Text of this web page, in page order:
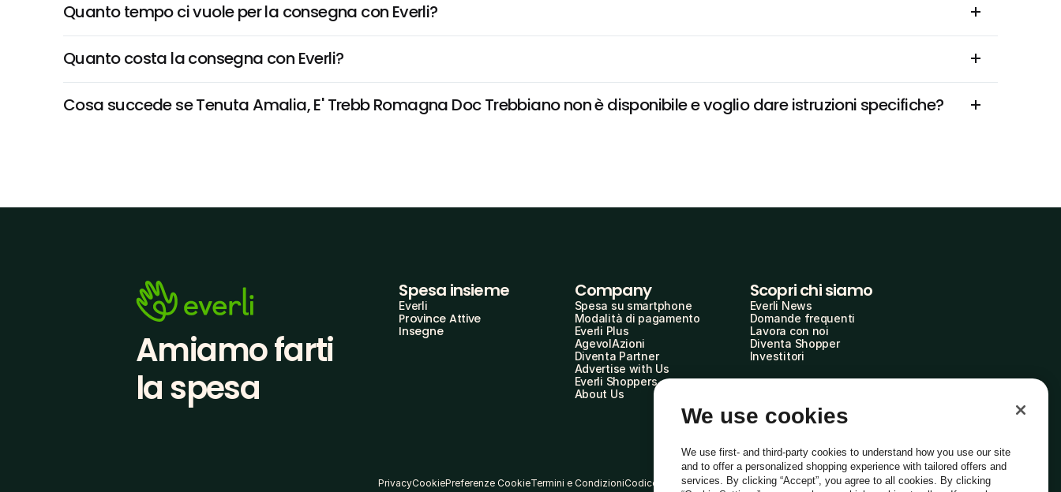
Quanto tempo ci vuole per la consegna con Everli?
Quanto costa la consegna con Everli?
Cosa succede se Tenuta Amalia, E' Trebb Romagna Doc Trebbiano non è disponibile e voglio dare istruzioni specifiche?
Amiamo farti
la spesa
Spesa insieme
Everli
Province Attive
Insegne
Company
Spesa su smartphone
Modalità di pagamento
Everli Plus
AgevolAzioni
Diventa Partner
Advertise with Us
Everli Shoppers
About Us
Scopri chi siamo
Everli News
Domande frequenti
Lavora con noi
Diventa Shopper
Investitori
PrivacyCookiePreferenze CookieTermini e CondizioniCodice Etico
We use cookies
We use first- and third-party cookies to understand how you use our site
and to offer a personalized shopping experience with tailored offers and
services. By clicking “Accept”, you agree to all cookies. By clicking